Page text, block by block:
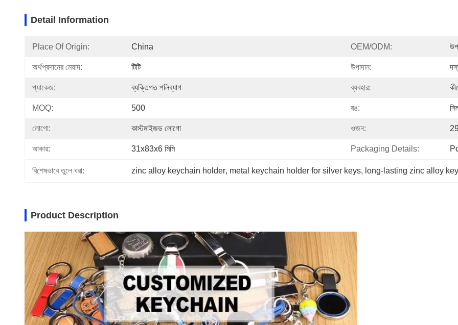
Detail Information
Place Of Origin: China OEM/ODM:
অর্থপ্রদানের মেয়াদ: টিটি উপাদান:
প্যাকেজ: ব্যক্তিগত পলিব্যাগ ব্যবহার:
MOQ: 500 রঙ:
লোগো: কাস্টমাইজড লোগো ওজন:
আকার: 31x83x6 মিমি Packaging Details:
বিশেষভাবে তুলে ধরা: zinc alloy keychain holder, metal keychain holder for silver keys, long-lasting zinc alloy
Product Description